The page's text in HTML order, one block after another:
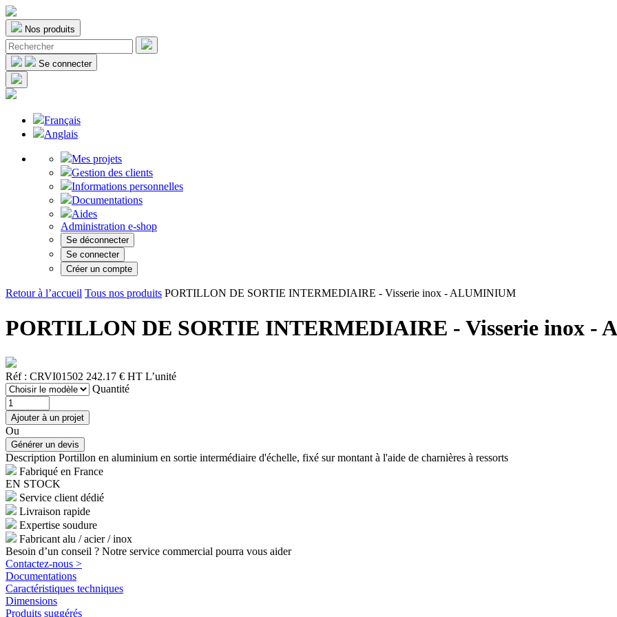
Nos produits
Se connecter
Français
Anglais
Mes projets
Gestion des clients
Informations personnelles
Documentations
Aides
Administration e-shop
Se déconnecter
Se connecter
Créer un compte
Retour à l’accueil Tous nos produits PORTILLON DE SORTIE INTERMEDIAIRE - Visserie inox - ALUMINIUM
PORTILLON DE SORTIE INTERMEDIAIRE - Visserie inox -
Réf : CRVI01502 242.17 € HT L’unité
Quantité
Ou
Description Portillon en aluminium en sortie intermédiaire d'échelle, fixé sur montant à l'aide de charnières à ressorts
Fabriqué en France
EN STOCK
Service client dédié
Livraison rapide
Expertise soudure
Fabricant alu / acier / inox
Besoin d’un conseil ? Notre service commercial pourra vous aider
Contactez-nous >
Documentations
Caractéristiques techniques
Dimensions
Produits suggérés